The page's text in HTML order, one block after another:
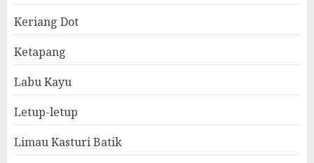
Keriang Dot
Ketapang
Labu Kayu
Letup-letup
Limau Kasturi Batik